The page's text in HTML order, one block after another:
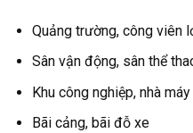
Quảng trường, công viên
Sân vận động, sân thể
Khu công nghiệp, nhà máy
Bãi cảng, bãi đỗ xe